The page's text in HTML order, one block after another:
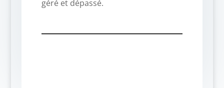
géré et dépassé.